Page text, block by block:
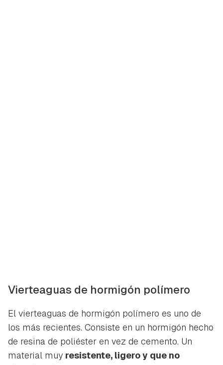
Vierteaguas de hormigón polímero
El vierteaguas de hormigón polímero es uno de
los más recientes. Consiste en un hormigón hecho
de resina de poliéster en vez de cemento. Un
material muy resistente, ligero y que no